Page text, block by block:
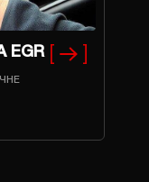
EGR